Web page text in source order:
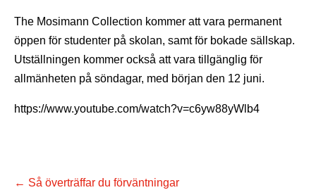
The Mosimann Collection kommer att vara permanent
öppen för studenter på skolan, samt för bokade sällskap.
Utställningen kommer också att vara tillgänglig för
allmänheten på söndagar, med början den 12 juni.
https://www.youtube.com/watch?v=c6yw88yWlb4
← Så överträffar du förväntningar